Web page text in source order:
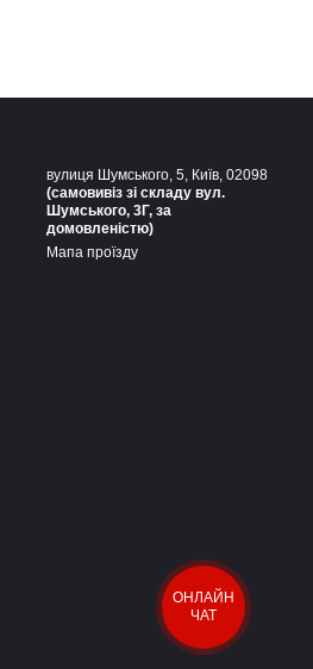
вулиця Шумського, 5, Київ, 02098
(самовивіз зі складу вул.
Шумського, 3Г, за
домовленістю)
Мапа проїзду
ОНЛАЙН
ЧАТ